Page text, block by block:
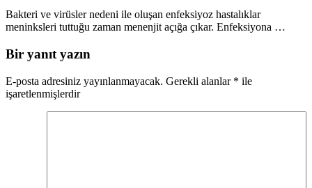
Bakteri ve virüsler nedeni ile oluşan enfeksiyoz hastalıklar
meninksleri tuttuğu zaman menenjit açığa çıkar. Enfeksiyona …
Bir yanıt yazın
E-posta adresiniz yayınlanmayacak. Gerekli alanlar * ile
işaretlenmişlerdir